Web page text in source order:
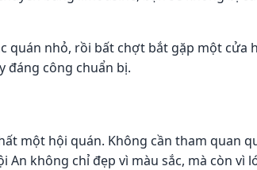
nhỏ, rồi bất chợt bắt gặp một cửa
đáng công chuẩn bị.
một hội quán. Không cần tham quan
không chỉ đẹp vì màu sắc, mà còn vì